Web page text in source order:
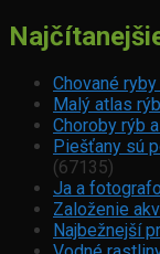
Chované
Malý atlas rýb
Choroby rýb
Piešťany sú
(67135)
Ja a
Založenie
Najbežnejší